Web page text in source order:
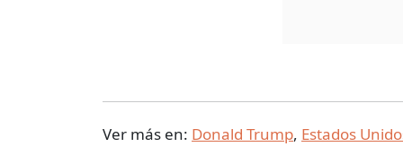
Ver más en: Donald Trump, Estados